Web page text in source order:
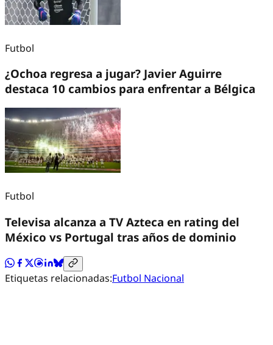
Futbol
¿Ochoa regresa a jugar? Javier Aguirre
destaca 10 cambios para enfrentar a Bélgica
Futbol
Televisa alcanza a TV Azteca en rating del
México vs Portugal tras años de dominio
Etiquetas relacionadas:Futbol Nacional